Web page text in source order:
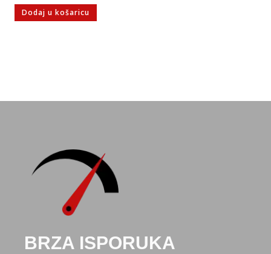
Dodaj u košaricu
BRZA ISPORUKA